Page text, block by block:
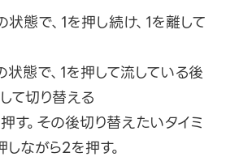
態で、1を押し続け、1を離して
態で、1を押して流している後
て切り替える
す。その後切り替えたいタイミ
ながら2を押す。